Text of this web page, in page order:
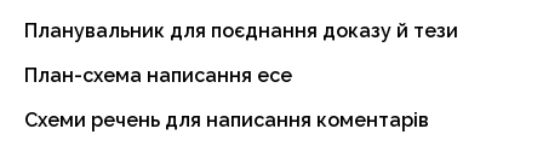
Планувальник для поєднання доказу й тези
План-схема написання есе
Схеми речень для написання коментарів